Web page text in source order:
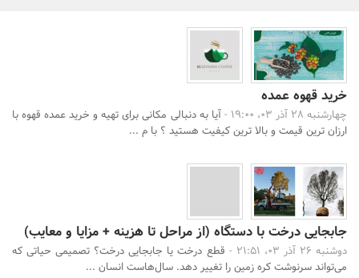
خرید قهوه عمده
چهارشنبه 28 آذر 03، 19:00 -
آیا به دنبالی مکانی برای تهیه و خرید عمده قهوه با
ارزان ترین قیمت و بالا ترین کیفیت هستید ؟ با م ...
جابجایی درخت با دستگاه (از مراحل تا هزینه + مزایا و معایب)
دوشنبه 26 آذر 03، 21:51 -
قطع درخت یا جابجایی درخت؟ تصمیمی حیاتی که
می‌تواند سرنوشت کره زمین را تغییر دهد. سال‌هاست انسان‌ ...